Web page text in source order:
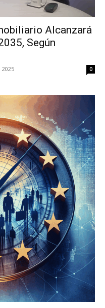
Alcanzará
Según
0